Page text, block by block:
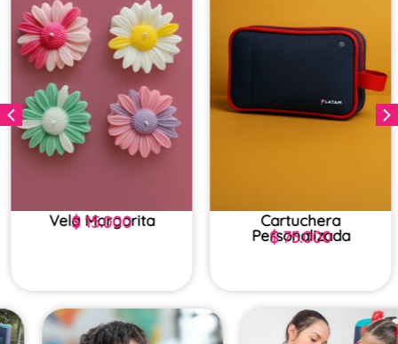
Vela Margarita
$15.000
Cartuchera
Personalizada
$75.000